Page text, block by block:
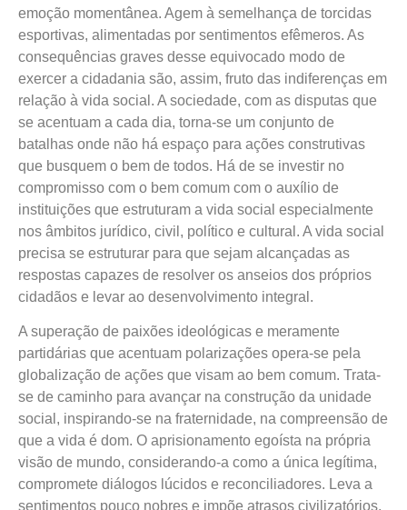
emoção momentânea. Agem à semelhança de torcidas
esportivas, alimentadas por sentimentos efêmeros. As
consequências graves desse equivocado modo de
exercer a cidadania são, assim, fruto das indiferenças em
relação à vida social. A sociedade, com as disputas que
se acentuam a cada dia, torna-se um conjunto de
batalhas onde não há espaço para ações construtivas
que busquem o bem de todos. Há de se investir no
compromisso com o bem comum com o auxílio de
instituições que estruturam a vida social especialmente
nos âmbitos jurídico, civil, político e cultural. A vida social
precisa se estruturar para que sejam alcançadas as
respostas capazes de resolver os anseios dos próprios
cidadãos e levar ao desenvolvimento integral.
A superação de paixões ideológicas e meramente
partidárias que acentuam polarizações opera-se pela
globalização de ações que visam ao bem comum. Trata-
se de caminho para avançar na construção da unidade
social, inspirando-se na fraternidade, na compreensão de
que a vida é dom. O aprisionamento egoísta na própria
visão de mundo, considerando-a como a única legítima,
compromete diálogos lúcidos e reconciliadores. Leva a
sentimentos pouco nobres e impõe atrasos civilizatórios,